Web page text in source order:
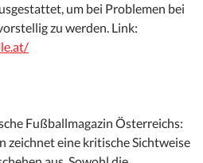
um bei Problemen bei
zu werden. Link:
Fußballmagazin Österreichs:
eine kritische Sichtweise